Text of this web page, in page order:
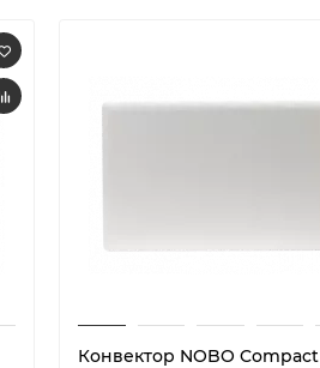
Конвектор NOBO Compact